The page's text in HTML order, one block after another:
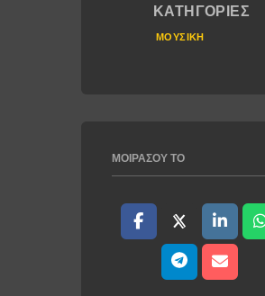
ΚΑΤΗΓΟΡΊΕΣ
ΜΟΥΣΙΚΉ
ΜΟΙΡΆΣΟΥ ΤΟ